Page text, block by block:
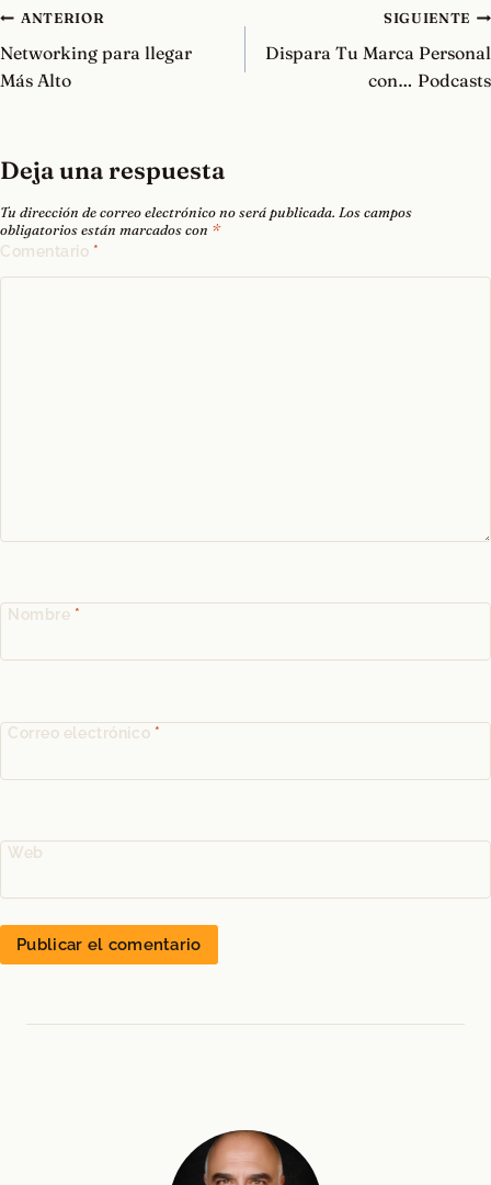
Navegación
de
entradas
ANTERIOR
Networking para llegar
Más Alto
SIGUIENTE
Dispara Tu Marca Personal
con… Podcasts
Deja una respuesta
Tu dirección de correo electrónico no será publicada. Los campos
obligatorios están marcados con *
Comentario *
Nombre *
Correo electrónico *
Web